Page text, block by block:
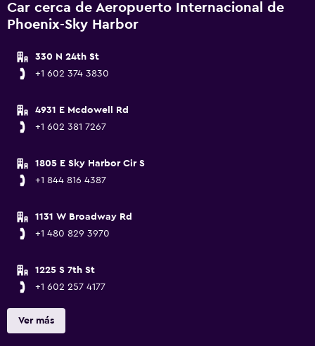
Car cerca de Aeropuerto Internacional de
Phoenix-Sky Harbor
330 N 24th St
+1 602 374 3830
4931 E Mcdowell Rd
+1 602 381 7267
1805 E Sky Harbor Cir S
+1 844 816 4387
1131 W Broadway Rd
+1 480 829 3970
1225 S 7th St
+1 602 257 4177
Ver más